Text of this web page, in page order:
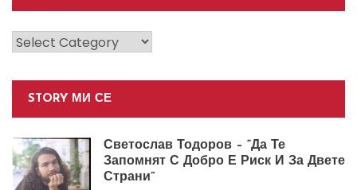
Категории
STORY МИ СЕ
Светослав Тодоров – “Да Те
Запомнят С Добро Е Риск И За Двете
Страни”